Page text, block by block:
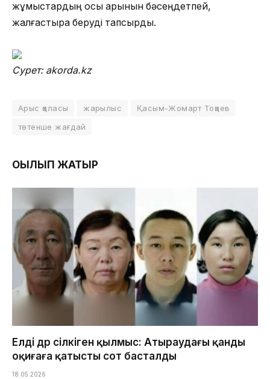
жұмыстардың осы қарқынын бәсеңдетпей,
жалғастыра беруді тапсырды.
Сурет: akorda.kz
Арыс қаласы жарылыс
Қасым-Жомарт Тоқаев
төтенше жағдай
ОҚЫЛЫП ЖАТЫР
Елді дүр сілкіген қылмыс: Атыраудағы қанды
оқиғаға қатысты сот басталды
18.05.2026